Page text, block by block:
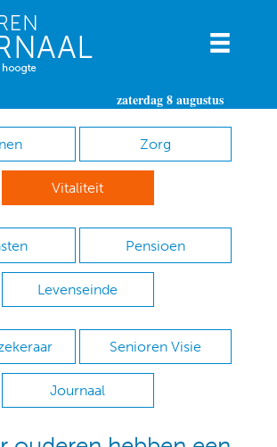
zaterdag 8 augustus
Zorg
Vitaliteit
Pensioen
Levenseinde
Senioren Visie
Journaal